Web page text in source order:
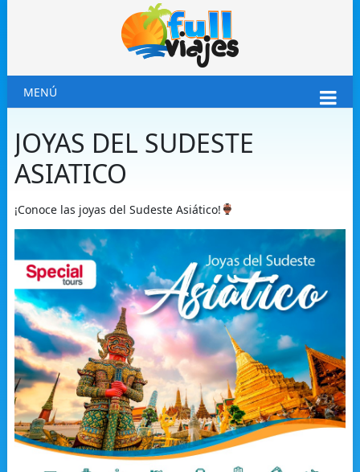
MENÚ
JOYAS DEL SUDESTE
ASIATICO
¡Conoce las joyas del Sudeste Asiático!